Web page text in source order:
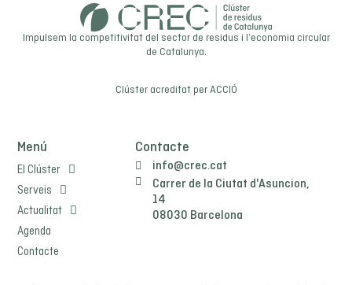
Impulsem la competitivitat del sector de residus i l’economia circular
de Catalunya.
Clúster acreditat perACCIÓ
Menú
El Clúster
Serveis
Actualitat
Agenda
Contacte
Contacte
info@crec.cat
Carrer de la Ciutat d'Asuncion,
14
08030 Barcelona